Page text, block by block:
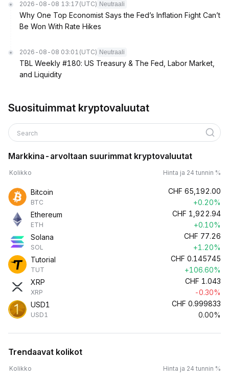
2026-08-08 13:17 (UTC) Neutraali
Why One Top Economist Says the Fed’s Inflation Fight Can’t
Be Won With Rate Hikes
2026-08-08 03:01 (UTC) Neutraali
TBL Weekly #180: US Treasury & The Fed, Labor Market,
and Liquidity
Suosituimmat kryptovaluutat
Search
Markkina-arvoltaan suurimmat kryptovaluutat
Kolikko Hinta ja 24 tunnin %
Bitcoin
BTC
CHF 65,192.00
+0.20%
Ethereum
ETH
CHF 1,922.94
+0.10%
Solana
SOL
CHF 77.26
+1.20%
Tutorial
TUT
CHF 0.145745
+106.60%
XRP
XRP
CHF 1.043
-0.30%
USD1
USD1
CHF 0.999833
0.00%
Trendaavat kolikot
Kolikko Hinta ja 24 tunnin %